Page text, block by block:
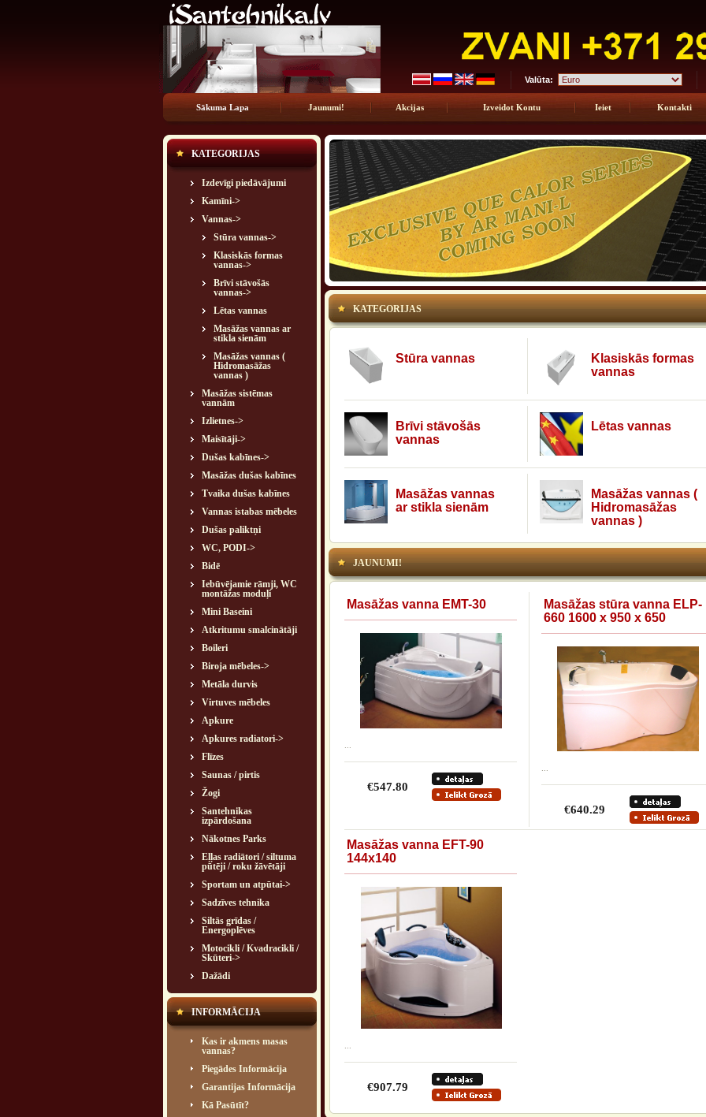
Valūta:
Sākuma Lapa Jaunumi! Akcijas Izveidot Kontu Ieiet Kontakti
KATEGORIJAS
Izdevīgi piedāvājumi
Kamīni->
Vannas->
Stūra vannas->
Klasiskās formas
vannas->
Brīvi stāvošās
vannas->
Lētas vannas
Masāžas vannas ar
stikla sienām
Masāžas vannas (
Hidromasāžas
vannas )
Masāžas sistēmas
vannām
Izlietnes->
Maisītāji->
Dušas kabīnes->
Masāžas dušas kabīnes
Tvaika dušas kabīnes
Vannas istabas mēbeles
Dušas paliktņi
WC, PODI->
Bidē
Iebūvējamie rāmji, WC
montāžas moduļi
Mini Baseini
Atkritumu smalcinātāji
Boileri
Biroja mēbeles->
Metāla durvis
Virtuves mēbeles
Apkure
Apkures radiatori->
Flīzes
Saunas / pirtis
Žogi
Santehnikas
izpārdošana
Nākotnes Parks
Eļļas radiātori / siltuma
pūtēji / roku žāvētāji
Sportam un atpūtai->
Sadzīves tehnika
Siltās grīdas /
Energoplēves
Motocikli / Kvadracikli /
Skūteri->
Dažādi
INFORMĀCIJA
Kas ir akmens masas
vannas?
Piegādes Informācija
Garantijas Informācija
Kā Pasūtīt?
KATEGORIJAS
Stūra vannas
Klasiskās formas
vannas
Brīvi stāvošās
vannas
Lētas vannas
Masāžas vannas
ar stikla sienām
Masāžas vannas (
Hidromasāžas
vannas )
JAUNUMI!
Masāžas vanna EMT-30
€547.80
Masāžas stūra vanna ELP-
660 1600 x 950 x 650
€640.29
Masāžas vanna EFT-90
144x140
€907.79